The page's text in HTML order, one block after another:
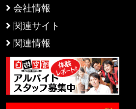
会社情報
関連サイト
関連情報